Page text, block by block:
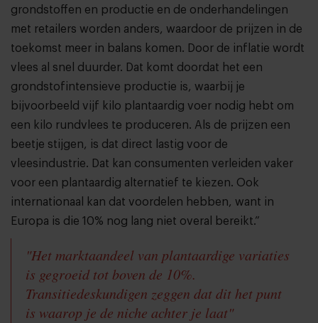
grondstoffen en productie en de onderhandelingen
met retailers worden anders, waardoor de prijzen in de
toekomst meer in balans komen. Door de inflatie wordt
vlees al snel duurder. Dat komt doordat het een
grondstofintensieve productie is, waarbij je
bijvoorbeeld vijf kilo plantaardig voer nodig hebt om
een kilo rundvlees te produceren. Als de prijzen een
beetje stijgen, is dat direct lastig voor de
vleesindustrie. Dat kan consumenten verleiden vaker
voor een plantaardig alternatief te kiezen. Ook
internationaal kan dat voordelen hebben, want in
Europa is die 10% nog lang niet overal bereikt.”
"Het marktaandeel van plantaardige variaties
is gegroeid tot boven de 10%.
Transitiedeskundigen zeggen dat dit het punt
is waarop je de niche achter je laat"